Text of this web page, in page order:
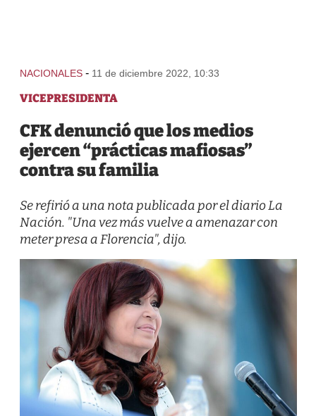
NACIONALES - 11 de diciembre 2022, 10:33
VICEPRESIDENTA
CFK denunció que los medios
ejercen “prácticas mafiosas”
contra su familia
Se refirió a una nota publicada por el diario La
Nación. "Una vez más vuelve a amenazar con
meter presa a Florencia", dijo.